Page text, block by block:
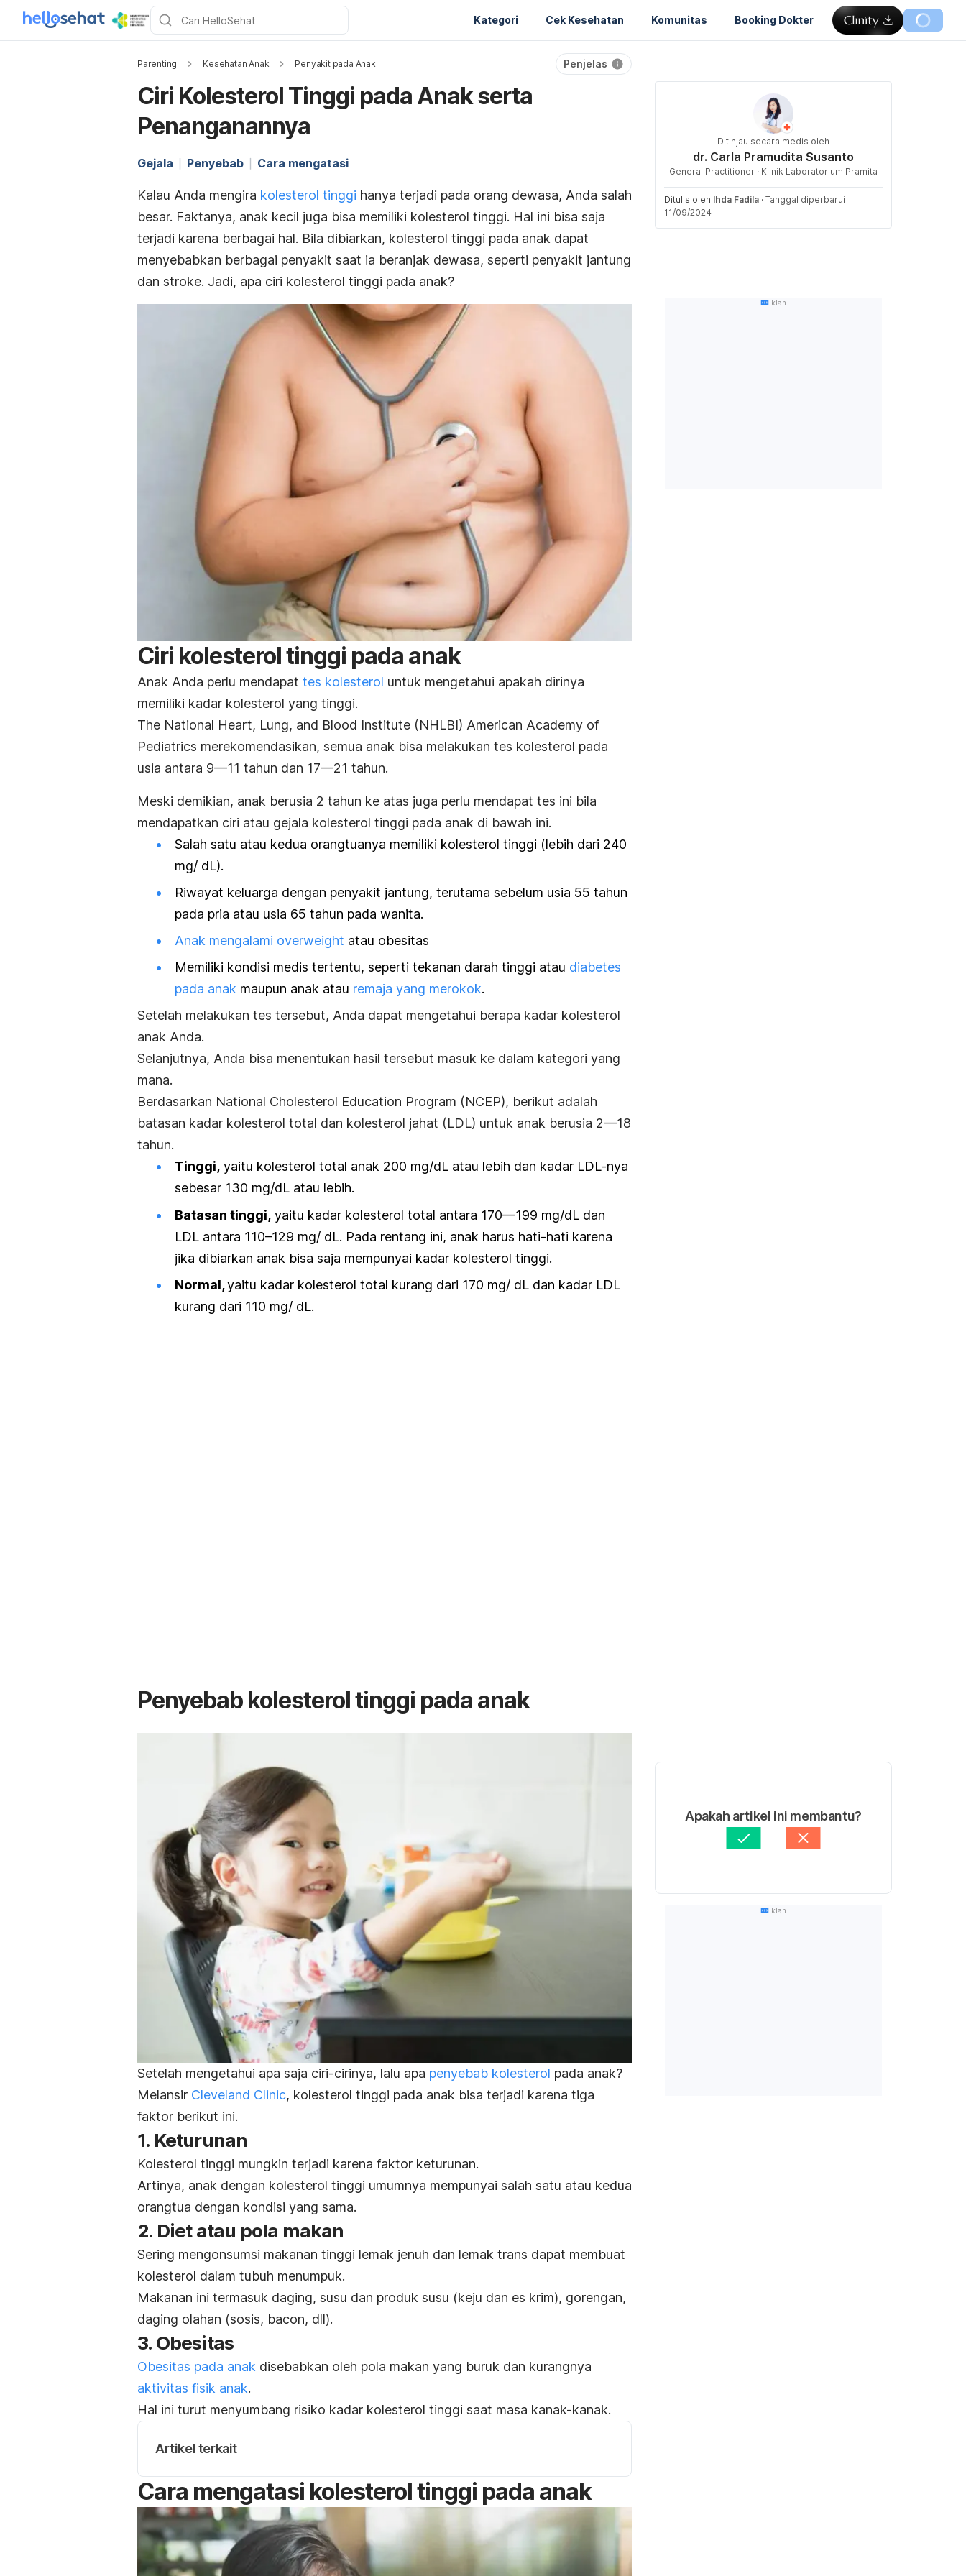
Kategori Cek Kesehatan Komunitas Booking Dokter
Parenting Kesehatan Anak Penyakit pada Anak Penjelas
Ciri Kolesterol Tinggi pada Anak serta
Penanganannya
Gejala Penyebab Cara mengatasi
Kalau Anda mengira kolesterol tinggi hanya terjadi pada orang dewasa, Anda salah
besar. Faktanya, anak kecil juga bisa memiliki kolesterol tinggi. Hal ini bisa saja
terjadi karena berbagai hal. Bila dibiarkan, kolesterol tinggi pada anak dapat
menyebabkan berbagai penyakit saat ia beranjak dewasa, seperti penyakit jantung
dan stroke. Jadi, apa ciri kolesterol tinggi pada anak?
Ciri kolesterol tinggi pada anak
Anak Anda perlu mendapat tes kolesterol untuk mengetahui apakah dirinya
memiliki kadar kolesterol yang tinggi.
The National Heart, Lung, and Blood Institute (NHLBI) American Academy of
Pediatrics merekomendasikan, semua anak bisa melakukan tes kolesterol pada
usia antara 9—11 tahun dan 17—21 tahun.
Meski demikian, anak berusia 2 tahun ke atas juga perlu mendapat tes ini bila
mendapatkan ciri atau gejala kolesterol tinggi pada anak di bawah ini.
Salah satu atau kedua orangtuanya memiliki kolesterol tinggi (lebih dari 240
mg/ dL).
Riwayat keluarga dengan penyakit jantung, terutama sebelum usia 55 tahun
pada pria atau usia 65 tahun pada wanita.
Anak mengalami overweight atau obesitas
Memiliki kondisi medis tertentu, seperti tekanan darah tinggi atau diabetes
pada anak maupun anak atau remaja yang merokok.
Setelah melakukan tes tersebut, Anda dapat mengetahui berapa kadar kolesterol
anak Anda.
Selanjutnya, Anda bisa menentukan hasil tersebut masuk ke dalam kategori yang
mana.
Berdasarkan National Cholesterol Education Program (NCEP), berikut adalah
batasan kadar kolesterol total dan kolesterol jahat (LDL) untuk anak berusia 2—18
tahun.
Tinggi, yaitu kolesterol total anak 200 mg/dL atau lebih dan kadar LDL-nya
sebesar 130 mg/dL atau lebih.
Batasan tinggi, yaitu kadar kolesterol total antara 170—199 mg/dL dan
LDL antara 110–129 mg/ dL. Pada rentang ini, anak harus hati-hati karena
jika dibiarkan anak bisa saja mempunyai kadar kolesterol tinggi.
Normal,yaitu kadar kolesterol total kurang dari 170 mg/ dL dan kadar LDL
kurang dari 110 mg/ dL.
Penyebab kolesterol tinggi pada anak
Setelah mengetahui apa saja ciri-cirinya, lalu apa penyebab kolesterol pada anak?
Melansir Cleveland Clinic, kolesterol tinggi pada anak bisa terjadi karena tiga
faktor berikut ini.
1. Keturunan
Kolesterol tinggi mungkin terjadi karena faktor keturunan.
Artinya, anak dengan kolesterol tinggi umumnya mempunyai salah satu atau kedua
orangtua dengan kondisi yang sama.
2. Diet atau pola makan
Sering mengonsumsi makanan tinggi lemak jenuh dan lemak trans dapat membuat
kolesterol dalam tubuh menumpuk.
Makanan ini termasuk daging, susu dan produk susu (keju dan es krim), gorengan,
daging olahan (sosis, bacon, dll).
3. Obesitas
Obesitas pada anak disebabkan oleh pola makan yang buruk dan kurangnya
aktivitas fisik anak.
Hal ini turut menyumbang risiko kadar kolesterol tinggi saat masa kanak-kanak.
Artikel terkait
Cara mengatasi kolesterol tinggi pada anak
Ditinjau secara medis oleh
dr. Carla Pramudita Susanto
General Practitioner · Klinik Laboratorium Pramita
Ditulis oleh Ihda Fadila · Tanggal diperbarui
11/09/2024
Iklan
Apakah artikel ini membantu?
Iklan